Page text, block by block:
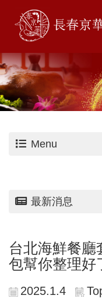
Menu
最新消息
台北海鮮餐廳
包幫你整理好
2025.1.4